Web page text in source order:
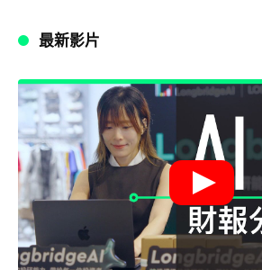
最新影片